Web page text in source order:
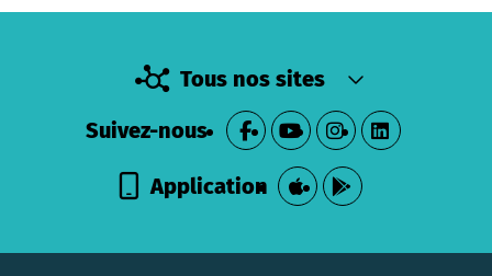
Tous nos sites
Suivez-nous
Application